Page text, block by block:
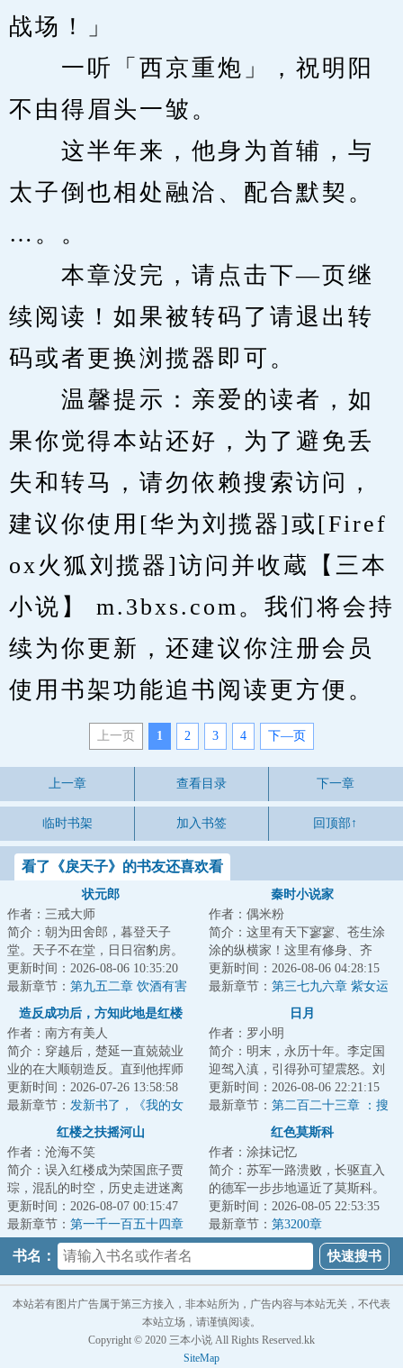
战场！」
一听「西京重炮」，祝明阳
不由得眉头一皱。
这半年来，他身为首辅，与
太子倒也相处融洽、配合默契。
…。。
本章没完，请点击下—页继
续阅读！如果被转码了请退出转
码或者更换浏揽器即可。
温馨提示：亲爱的读者，如
果你觉得本站还好，为了避免丢
失和转马，请勿依赖搜索访问，
建议你使用[华为刘揽器]或[Firef
ox火狐刘揽器]访问并收蔵【三本
小说】 m.3bxs.com。我们将会持
续为你更新，还建议你注册会员
使用书架功能追书阅读更方便。
上一页 1 2 3 4 下—页
上一章 查看目录 下一章
临时书架 加入书签 回顶部↑
看了《戾天子》的书友还喜欢看
状元郎
作者：三戒大师
简介：朝为田舍郎，暮登天子
堂。天子不在堂，日日宿豹房。
~~~~~~唐寅：义父拯救了我。王
守仁：要不是他救...
更新时间：2026-08-06 10:35:20
最新章节： 第九五二章 饮酒有害
健康
秦时小说家
作者：偶米粉
简介：这里有天下寥寥、苍生涂
涂的纵横家！这里有修身、齐
家、治国、平天下的儒家！这里
有天下皆白、唯我...
更新时间：2026-08-06 04:28:15
最新章节： 第三七九六章 紫女运
造反成功后，方知此地是红楼
作者：南方有美人
简介：穿越后，楚延一直兢兢业
业的在大顺朝造反。直到他挥师
北伐，二十万大军围困京城时，
才猛然发现，这...
更新时间：2026-07-26 13:58:58
最新章节： 发新书了，《我的女
友是收容物》
日月
作者：罗小明
简介：明末，永历十年。李定国
迎驾入滇，引得孙可望震怒。刘
文秀起兵响应，朝廷播迁昆明。
三王内讧之期近...
更新时间：2026-08-06 22:21:15
最新章节： 第二百二十三章 ：搜
山索海！（5k）
红楼之扶摇河山
作者：沧海不笑
简介：误入红楼成为荣国庶子贾
琮，混乱的时空，历史走进迷离
支路，无数彪炳史册的英士人
杰，湮没在时光的...
更新时间：2026-08-07 00:15:47
最新章节： 第一千一百五十四章
秘牍隐春深
红色莫斯科
作者：涂抹记忆
简介：苏军一路溃败，长驱直入
的德军一步步地逼近了莫斯科。
重生为红军下士米沙，首战莫斯
科，喋血斯大林...
更新时间：2026-08-05 22:53:35
最新章节： 第3200章
书名：
本站若有图片广告属于第三方接入，非本站所为，广告内容与本站无关，不代表
本站立场，请谨慎阅读。
Copyright © 2020 三本小说 All Rights Reserved.kk
SiteMap